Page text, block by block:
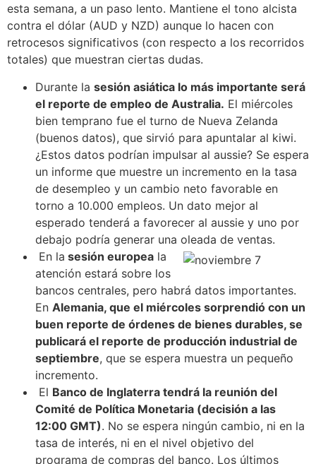
esta semana, a un paso lento. Mantiene el tono alcista
contra el dólar (AUD y NZD) aunque lo hacen con
retrocesos significativos (con respecto a los recorridos
totales) que muestran ciertas dudas.
Durante la sesión asiática lo más importante será
el reporte de empleo de Australia. El miércoles
bien temprano fue el turno de Nueva Zelanda
(buenos datos), que sirvió para apuntalar al kiwi.
¿Estos datos podrían impulsar al aussie? Se espera
un informe que muestre un incremento en la tasa
de desempleo y un cambio neto favorable en
torno a 10.000 empleos. Un dato mejor al
esperado tenderá a favorecer al aussie y uno por
debajo podría generar una oleada de ventas.
En la sesión europea la
atención estará sobre los
bancos centrales, pero habrá datos importantes.
En Alemania, que el miércoles sorprendió con un
buen reporte de órdenes de bienes durables, se
publicará el reporte de producción industrial de
septiembre, que se espera muestra un pequeño
incremento.
El Banco de Inglaterra tendrá la reunión del
Comité de Política Monetaria (decisión a las
12:00 GMT). No se espera ningún cambio, ni en la
tasa de interés, ni en el nivel objetivo del
programa de compras del banco. Los últimos